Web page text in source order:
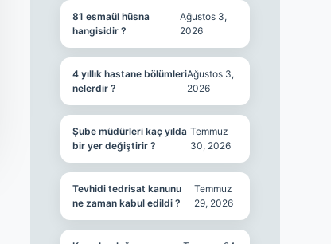
81 esmaül hüsna
hangisidir ?
Ağustos 3,
2026
4 yıllık hastane bölümleri
nelerdir ?
Ağustos 3,
2026
Şube müdürleri kaç yılda
bir yer değiştirir ?
Temmuz
30, 2026
Tevhidi tedrisat kanunu
ne zaman kabul edildi ?
Temmuz
29, 2026